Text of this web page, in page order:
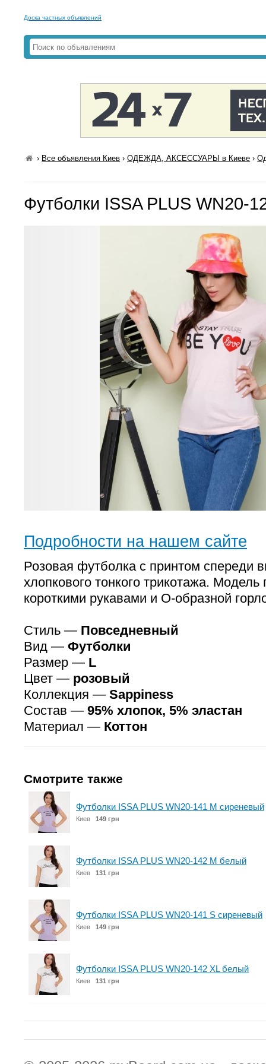
Доска частных объявлений
› Все объявления Киев ›ОДЕЖДА, АКСЕССУАРЫ в Киеве ›
Футболки ISSA PLUS WN20-
Подробности на нашем сайте
Розовая футболка с принтом спереди
хлопкового тонкого трикотажа. Модель
короткими рукавами и О-образной
Стиль — Повседневный
Вид — Футболки
Размер — L
Цвет — розовый
Коллекция — Sappiness
Состав — 95% хлопок, 5% эластан
Материал — Коттон
Смотрите также
Футболки ISSA PLUS WN20-141 M сиреневый
Киев 149 грн
Футболки ISSA PLUS WN20-142 M белый
Киев 131 грн
Футболки ISSA PLUS WN20-141 S сиреневый
Киев 149 грн
Футболки ISSA PLUS WN20-142 XL белый
Киев 131 грн